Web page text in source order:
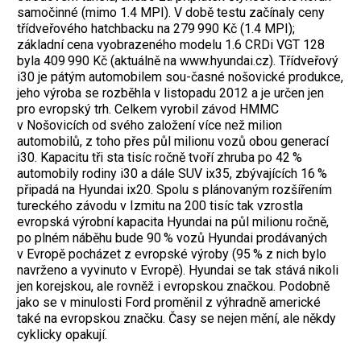
samočinné (mimo 1.4 MPI). V době testu začínaly ceny
třídveřového hatchbacku na 279 990 Kč (1.4 MPI);
základní cena vyobrazeného modelu 1.6 CRDi VGT 128
byla 409 990 Kč (aktuálně na www.hyundai.cz). Třídveřový
i30 je pátým automobilem sou-časné nošovické produkce,
jeho výroba se rozběhla v listopadu 2012 a je určen jen
pro evropský trh. Celkem vyrobil závod HMMC
v Nošovicích od svého založení více než milion
automobilů, z toho přes půl milionu vozů obou generací
i30. Kapacitu tři sta tisíc ročně tvoří zhruba po 42 %
automobily rodiny i30 a dále SUV ix35, zbývajících 16 %
připadá na Hyundai ix20. Spolu s plánovaným rozšířením
tureckého závodu v Izmitu na 200 tisíc tak vzrostla
evropská výrobní kapacita Hyundai na půl milionu ročně,
po plném náběhu bude 90 % vozů Hyundai prodávaných
v Evropě pocházet z evropské výroby (95 % z nich bylo
navrženo a vyvinuto v Evropě). Hyundai se tak stává nikoli
jen korejskou, ale rovněž i evropskou značkou. Podobně
jako se v minulosti Ford proměnil z výhradně americké
také na evropskou značku. Časy se nejen mění, ale někdy
cyklicky opakují.